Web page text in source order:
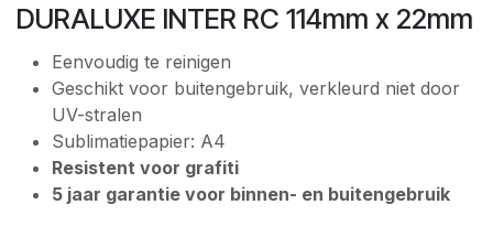
DURALUXE INTER RC 114mm x 22mm
Eenvoudig te reinigen
Geschikt voor buitengebruik, verkleurd niet door
UV-stralen
Sublimatiepapier: A4
Resistent voor grafiti
5 jaar garantie voor binnen- en buitengebruik